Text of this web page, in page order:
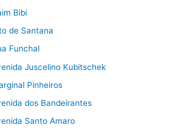
Bibi
de Santana
Funchal
Juscelino Kubitschek
Pinheiros
dos Bandeirantes
Santo Amaro